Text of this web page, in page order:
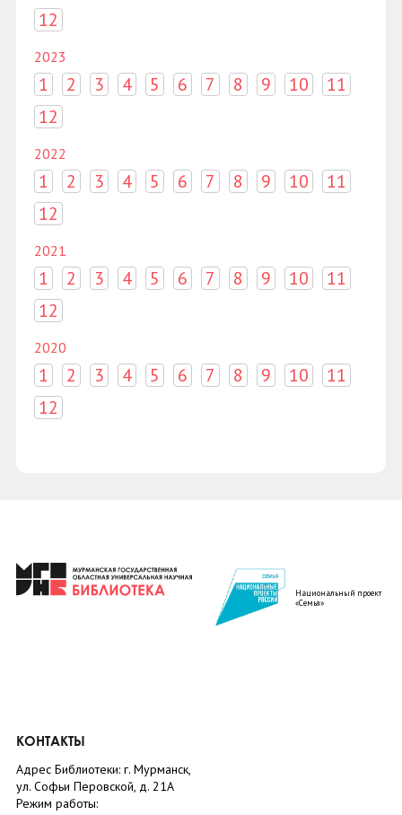
12
2023
1 2 3 4 5 6 7 8 9 10
11
12
2022
1 2 3 4 5 6 7 8 9 10
11
12
2021
1 2 3 4 5 6 7 8 9 10
11
12
2020
1 2 3 4 5 6 7 8 9 10
11
12
Национальный проект
«Семья»
КОНТАКТЫ
Адрес Библиотеки: г. Мурманск,
ул. Софьи Перовской, д. 21А
Режим работы: